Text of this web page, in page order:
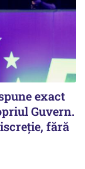
exact
Guvern.
fără